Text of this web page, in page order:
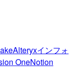
Alteryxインフォ
OneNotion